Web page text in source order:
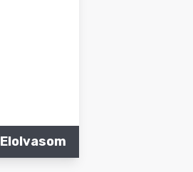
Elolvasom